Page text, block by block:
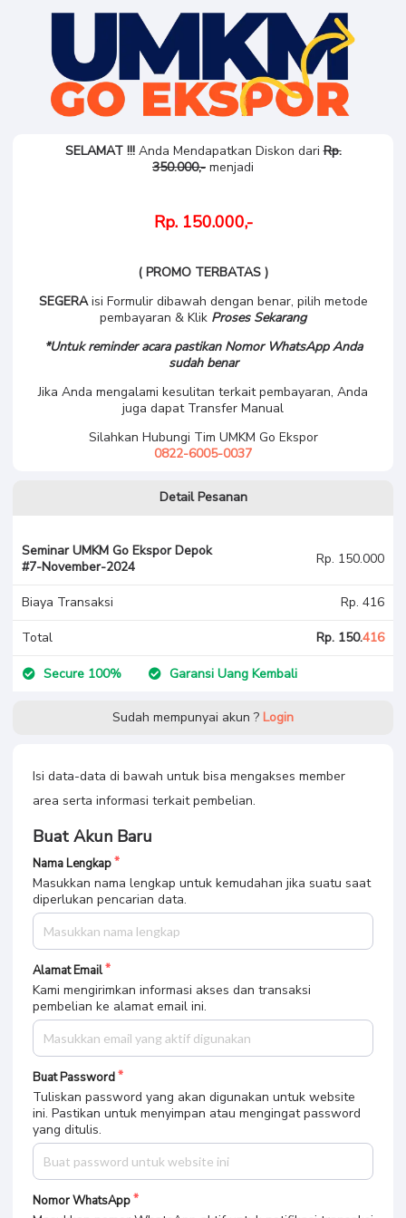
SELAMAT !!!Anda Mendapatkan Diskon dariRp.
350.000,- menjadi
Rp. 150.000,-
( PROMO TERBATAS )
SEGERAisi Formulir dibawah dengan benar, pilih metode
pembayaran & Klik Proses Sekarang
*Untuk reminder acara pastikan Nomor WhatsApp Anda
sudah benar
Jika Anda mengalami kesulitan terkait pembayaran, Anda
juga dapat Transfer Manual
Silahkan Hubungi Tim UMKM Go Ekspor
0822-6005-0037
Detail Pesanan
Seminar UMKM Go Ekspor Depok
#7-November-2024
Rp. 150.000
Biaya Transaksi Rp. 416
Total Rp. 150.416
Secure 100% Garansi Uang Kembali
Sudah mempunyai akun ? Login
Isi data-data di bawah untuk bisa mengakses member
area serta informasi terkait pembelian.
Buat Akun Baru
Nama Lengkap
Masukkan nama lengkap untuk kemudahan jika suatu saat
diperlukan pencarian data.
Alamat Email
Kami mengirimkan informasi akses dan transaksi
pembelian ke alamat email ini.
Buat Password
Tuliskan password yang akan digunakan untuk website
ini. Pastikan untuk menyimpan atau mengingat password
yang ditulis.
Nomor WhatsApp